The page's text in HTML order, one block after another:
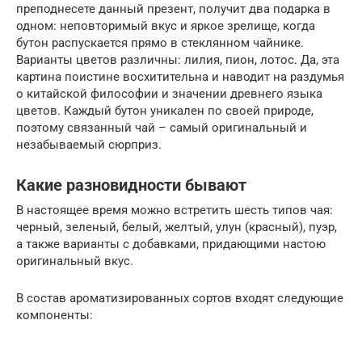
преподнесете данный презент, получит два подарка в
одном: неповторимый вкус и яркое зрелище, когда
бутон распускается прямо в стеклянном чайнике.
Варианты цветов различны: лилия, пион, лотос. Да, эта
картина поистине восхитительна и наводит на раздумья
о китайской философии и значении древнего языка
цветов. Каждый бутон уникален по своей природе,
поэтому связанный чай – самый оригинальный и
незабываемый сюрприз.
Какие разновидности бывают
В настоящее время можно встретить шесть типов чая:
черный, зеленый, белый, желтый, улун (красный), пуэр,
а также варианты с добавками, придающими настою
оригинальный вкус.
В состав ароматизированных сортов входят следующие
компоненты: